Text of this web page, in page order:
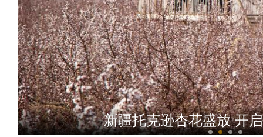
跟着花开游新疆 “赏花经济”
北京：《我的阿勒泰》非遗